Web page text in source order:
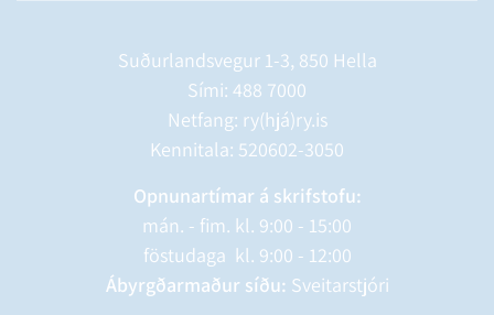
Suðurlandsvegur 1-3, 850 Hella
Sími: 488 7000
Netfang: ry(hjá)ry.is
Kennitala: 520602-3050
Opnunartímar á skrifstofu:
mán. - fim. kl. 9:00 - 15:00
föstudaga kl. 9:00 - 12:00
Ábyrgðarmaður síðu: Sveitarstjóri